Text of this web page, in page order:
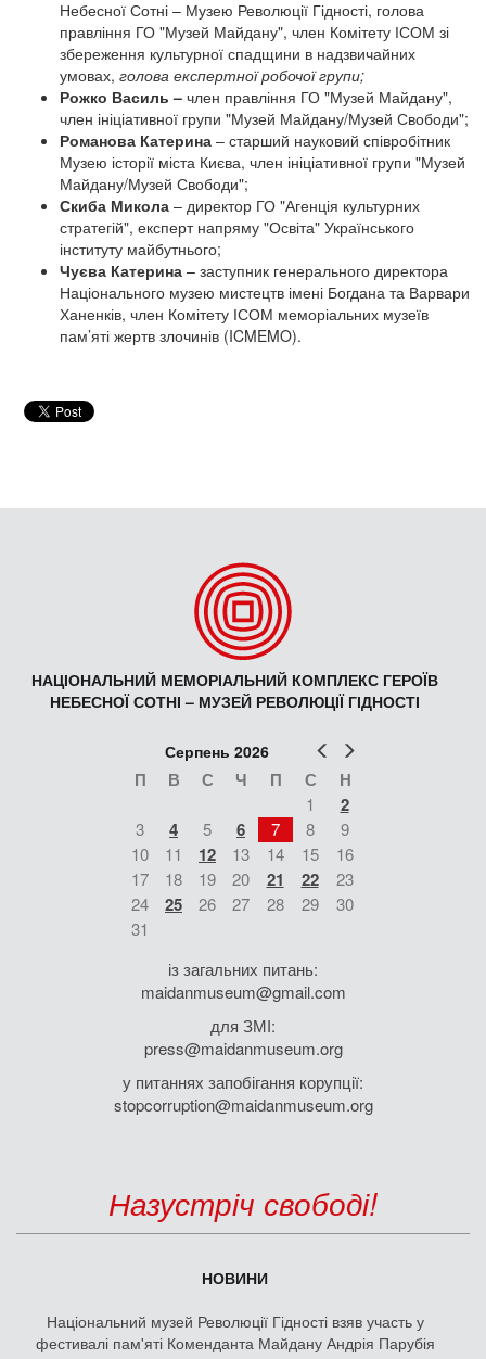
Небесної Сотні – Музею Революції Гідності, голова
правління ГО "Музей Майдану", член Комітету ІСОМ зі
збереження культурної спадщини в надзвичайних
умовах, голова експертної робочої групи;
Рожко Василь – член правління ГО "Музей Майдану",
член ініціативної групи "Музей Майдану/Музей Свободи";
Романова Катерина – старший науковий співробітник
Музею історії міста Києва, член ініціативної групи "Музей
Майдану/Музей Свободи";
Скиба Микола – директор ГО "Агенція культурних
стратегій", експерт напряму "Освіта" Українського
інституту майбутнього;
Чуєва Катерина – заступник генерального директора
Національного музею мистецтв імені Богдана та Варвари
Ханенків, член Комітету ІСОМ меморіальних музеїв
пам’яті жертв злочинів (ICMEMO).
НАЦІОНАЛЬНИЙ МЕМОРІАЛЬНИЙ КОМПЛЕКС ГЕРОЇВ
НЕБЕСНОЇ СОТНІ – МУЗЕЙ РЕВОЛЮЦІЇ ГІДНОСТІ
Попер
Серпень 2026
П В С Ч П С Н
1 2
3 4 5 6 7 8
9
10
11 12 13 14 15
16
17
18 19 20 21 22
23
24
25 26 27 28 29
30
31
із загальних питань:
maidanmuseum@gmail.com
для ЗМІ:
press@maidanmuseum.org
у питаннях запобігання корупції:
stopcorruption@maidanmuseum.org
Назустріч свободі!
НОВИНИ
Національний музей Революції Гідності взяв участь у
фестивалі пам'яті Коменданта Майдану Андрія Парубія